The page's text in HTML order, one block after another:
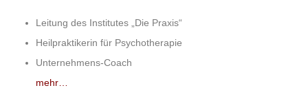
Leitung des Institutes „Die Praxis“
Heilpraktikerin für Psychotherapie
Unternehmens-Coach
mehr…